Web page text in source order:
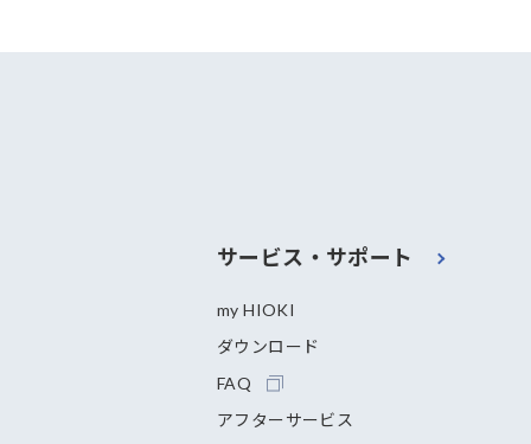
サービス・サポート
my HIOKI
ダウンロード
FAQ
アフターサービス